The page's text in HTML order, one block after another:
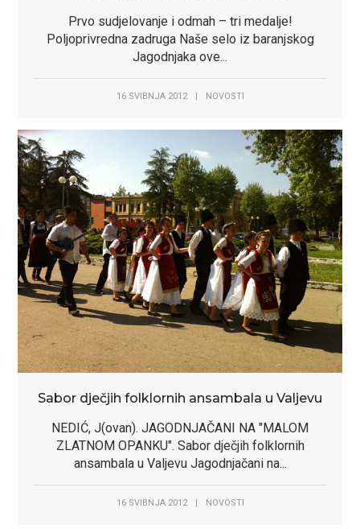
Prvo sudjelovanje i odmah – tri medalje!
Poljoprivredna zadruga Naše selo iz baranjskog
Jagodnjaka ove...
16 SVIBNJA 2012 | NOVOSTI
Sabor dječjih folklornih ansambala u Valjevu
NEDIĆ, J(ovan). JAGODNJAČANI NA "MALOM
ZLATNOM OPANKU". Sabor dječjih folklornih
ansambala u Valjevu Jagodnjačani na...
16 SVIBNJA 2012 | NOVOSTI